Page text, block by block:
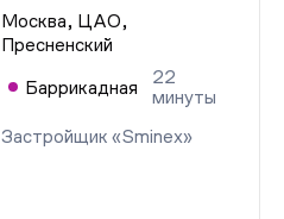
Москва, ЦАО,
Пресненский
Баррикадная
22
минуты
Застройщик «Sminex»